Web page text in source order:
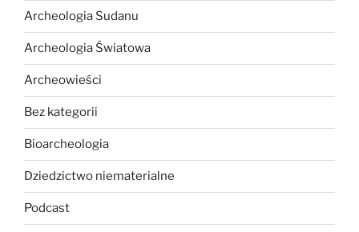
Archeologia Sudanu
Archeologia Światowa
Archeowieści
Bez kategorii
Bioarcheologia
Dziedzictwo niematerialne
Podcast